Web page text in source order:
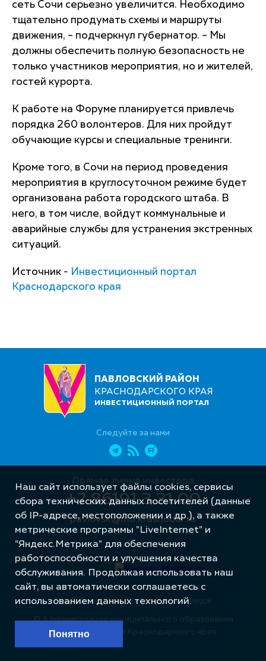
сеть Сочи серьезно увеличится. Необходимо
тщательно продумать схемы и маршруты
движения, – подчеркнул губернатор. – Мы
должны обеспечить полную безопасность не
только участников мероприятия, но и жителей,
гостей курорта.
К работе на Форуме планируется привлечь
порядка 260 волонтеров. Для них пройдут
обучающие курсы и специальные тренинги.
Кроме того, в Сочи на период проведения
мероприятия в круглосуточном режиме будет
организована работа городского штаба. В
него, в том числе, войдут коммунальные и
аварийные службы для устранения экстренных
ситуаций.
Источник - Инвестиционный портал
Краснодарского края
ПАВЛОВСКИЙ РАЙОН
КРАСНОДАРСКОГО КРАЯ
ИНВЕСТИЦИОННЫЙ ПОРТАЛ
Следуйте за нами
Прямая линия инвестора
+7 86191 3 31 00
pavlovsk@mo.krasnodar.ru
© Администрация муниципального образования
Павловский район Краснодарского края
Разработка сайта – Интернет-Имидж
Наш сайт использует файлы cookies, сервисы
сбора технических данных посетителей (данные
об IP-адресе, местоположении и др.), а также
метрические программы "LiveInternet" и
"Яндекс.Метрика" для обеспечения
работоспособности и улучшения качества
обслуживания. Продолжая использовать наш
сайт, вы автоматически соглашаетесь с
использованием данных технологий.
Понятно